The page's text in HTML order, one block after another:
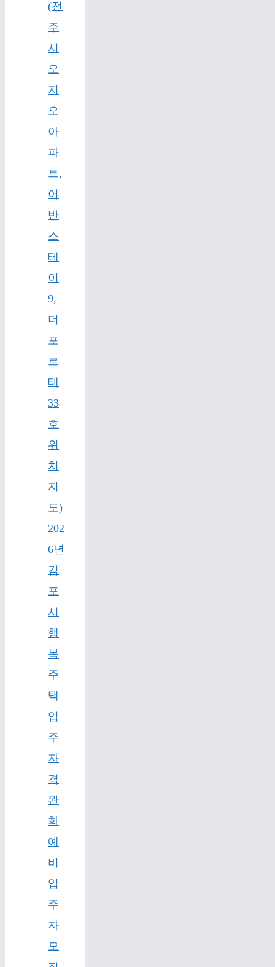
(전
주
시
오
지
오
아
파
트,
어
반
스
테
이
9,
더
포
르
테
33
호
위
치
지
도)
202
6년
김
포
시
행
복
주
택
입
주
자
격
완
화
예
비
입
주
자
모